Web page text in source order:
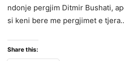
ndonje pergjim Ditmir Bushati,
si keni bere me pergjimet e
Share this: